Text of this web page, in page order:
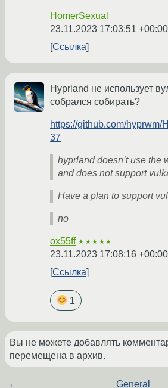
HomerSexual
23.11.2023 17:03:51 +00:00
Ссылка
Hyprland не использует
собрался собирать?
https://github.com/hyprwm/
37
hyprland doesn’t use the
and does not support
Have a plan to support
no
ox55ff ★★★★★
23.11.2023 17:08:16 +00:00
Ссылка
1
Вы не можете добавлять
перемещена в архив.
← General